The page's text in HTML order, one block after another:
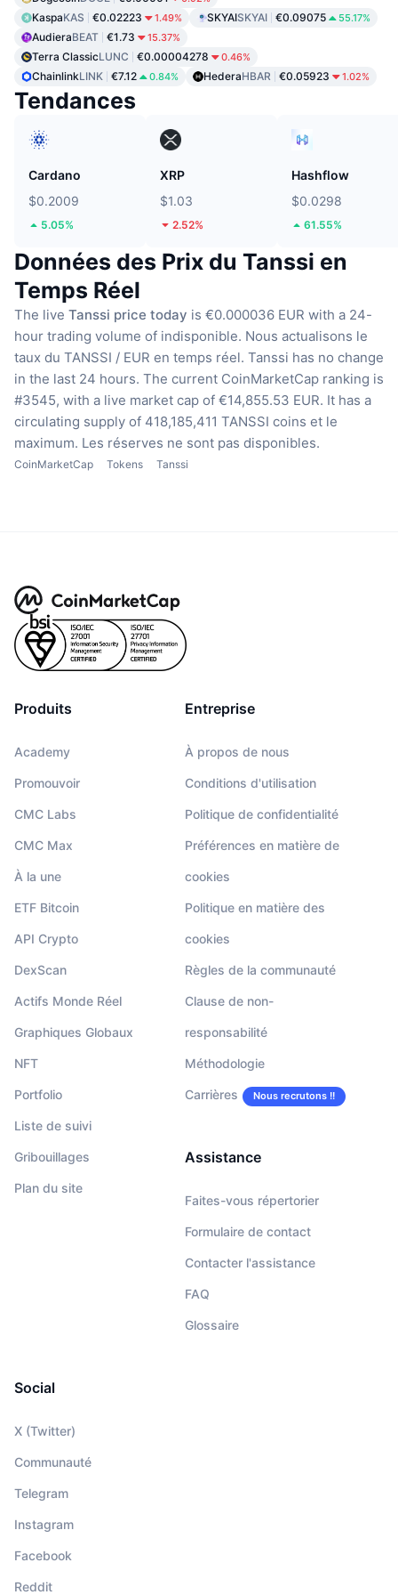
KaspaKAS €0.02223 1.49% SKYAISKYAI €0.09075 55.17%
AudieraBEAT €1.73 15.37%
Terra ClassicLUNC €0.00004278 0.46%
ChainlinkLINK €7.12 0.84% HederaHBAR €0.05923 1.02%
Tendances
Cardano
$0.2009
5.05%
XRP
$1.03
2.52%
Hashflow
$0.0298
61.55%
Données des Prix du Tanssi en
Temps Réel
The live Tanssi price today is €0.000036 EUR with a 24-
hour trading volume of indisponible. Nous actualisons le
taux du TANSSI / EUR en temps réel. Tanssi has no change
in the last 24 hours. The current CoinMarketCap ranking is
#3545, with a live market cap of €14,855.53 EUR. It has a
circulating supply of 418,185,411 TANSSI coins et le
maximum. Les réserves ne sont pas disponibles.
CoinMarketCap Tokens Tanssi
Produits
Academy
Promouvoir
CMC Labs
CMC Max
À la une
ETF Bitcoin
API Crypto
DexScan
Actifs Monde Réel
Graphiques Globaux
NFT
Portfolio
Liste de suivi
Gribouillages
Plan du site
Entreprise
À propos de nous
Conditions d'utilisation
Politique de confidentialité
Préférences en matière de
cookies
Politique en matière des
cookies
Règles de la communauté
Clause de non-
responsabilité
Méthodologie
Carrières Nous recrutons !!
Assistance
Faites-vous répertorier
Formulaire de contact
Contacter l'assistance
FAQ
Glossaire
Social
X (Twitter)
Communauté
Telegram
Instagram
Facebook
Reddit